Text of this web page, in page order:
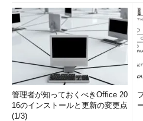
管理者が知っておくべきOffice 20
16のインストールと更新の変更点
(1/3)